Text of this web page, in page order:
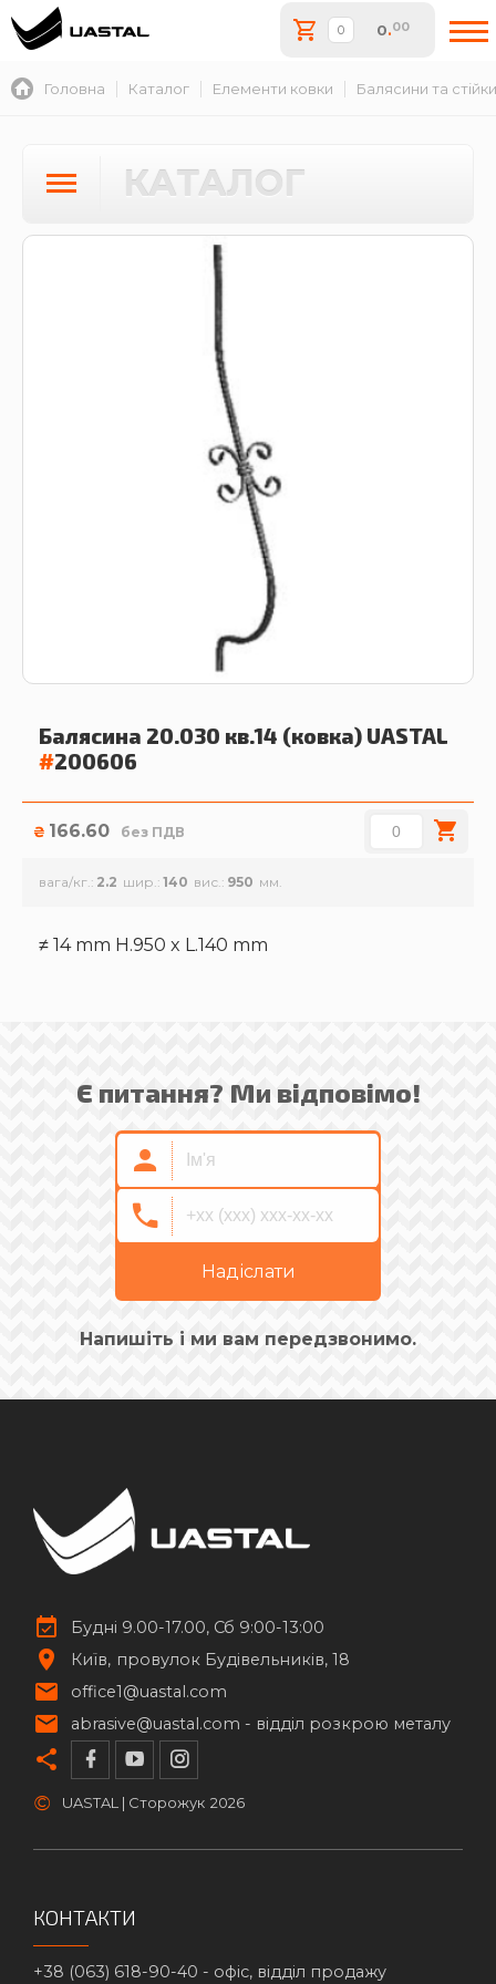
0.00
Головна Каталог Елементи ковки Балясини та стійки
КАТАЛОГ
Балясина 20.030 кв.14 (ковка) UASTAL
#200606
₴ 166.60 без ПДВ
вага/кг. 2.2 шир. 140 вис. 950
≠ 14 mm H.950 x L.140 mm
Є питання? Ми відповімо!
Надіслати
Напишіть і ми вам передзвонимо.
Будні 9.00-17.00, Сб 9:00-13:00
Київ
провулок Будівельників, 18
office1@uastal.com
abrasive@uastal.com - відділ розкрою металу
© UASTAL | Сторожук 2026
КОНТАКТИ
+38 (063) 618-90-40 - офіс, відділ продажу